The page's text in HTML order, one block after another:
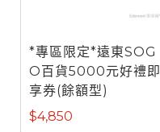
*專區限定*遠東SOG
O百貨5000元好禮即
享券(餘額型)
$4,850